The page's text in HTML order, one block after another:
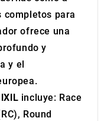
completos para
ofrece una
y
y el
IXIL incluye: Race
Round